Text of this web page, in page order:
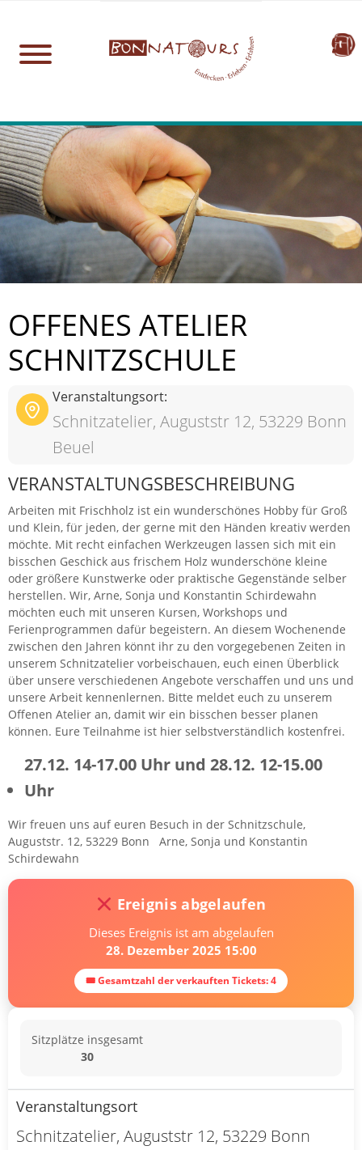
OFFENES ATELIER
SCHNITZSCHULE
Veranstaltungsort:
Schnitzatelier, Auguststr 12, 53229 Bonn
Beuel
VERANSTALTUNGSBESCHREIBUNG
Arbeiten mit Frischholz ist ein wunderschönes Hobby für Groß
und Klein, für jeden, der gerne mit den Händen kreativ werden
möchte. Mit recht einfachen Werkzeugen lassen sich mit ein
bisschen Geschick aus frischem Holz wunderschöne kleine
oder größere Kunstwerke oder praktische Gegenstände selber
herstellen. Wir, Arne, Sonja und Konstantin Schirdewahn
möchten euch mit unseren Kursen, Workshops und
Ferienprogrammen dafür begeistern. An diesem Wochenende
zwischen den Jahren könnt ihr zu den vorgegebenen Zeiten in
unserem Schnitzatelier vorbeischauen, euch einen Überblick
über unsere verschiedenen Angebote verschaffen und uns und
unsere Arbeit kennenlernen. Bitte meldet euch zu unserem
Offenen Atelier an, damit wir ein bisschen besser planen
können. Eure Teilnahme ist hier selbstverständlich kostenfrei.
27.12. 14-17.00 Uhr und 28.12. 12-15.00
Uhr
Wir freuen uns auf euren Besuch in der Schnitzschule,
Auguststr. 12, 53229 Bonn Arne, Sonja und Konstantin
Schirdewahn
Ereignis abgelaufen
Dieses Ereignis ist am abgelaufen
28. Dezember 2025 15:00
🎟 Gesamtzahl der verkauften Tickets: 4
Sitzplätze insgesamt
30
Veranstaltungsort
Schnitzatelier, Auguststr 12, 53229 Bonn